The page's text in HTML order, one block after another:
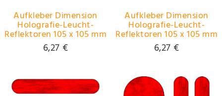
Aufkleber Dimension
Holografie-Leucht-
Reflektoren 105 x 105 mm
rot ~~~~~ schneller
Versand innerhalb 24
6,27 €
Aufkleber Dimension
Holografie-Leucht-
Reflektoren 105 x 105 mm
rot ~~~~~ schneller
Versand innerhalb 24
6,27 €